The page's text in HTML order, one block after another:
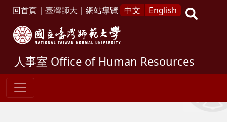
回首頁 ｜ 臺灣師大 ｜ 網站導覽 中文 English
人事室 Office of Human Resources